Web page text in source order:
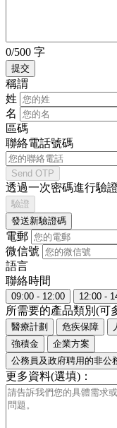
0/500 字
稱謂
姓
名
區碼
聯絡電話號碼
Send OTP
透過一次密碼進行驗證
驗證
發送新驗證碼
電郵
微信號
語言
聯絡時間
09:00 - 12:00 12:00 -
所需要的產品類別(可
醫療計劃 危疾保障
強積金
企業方案
公務員及政府聘用的非公
更多資料(選填)：